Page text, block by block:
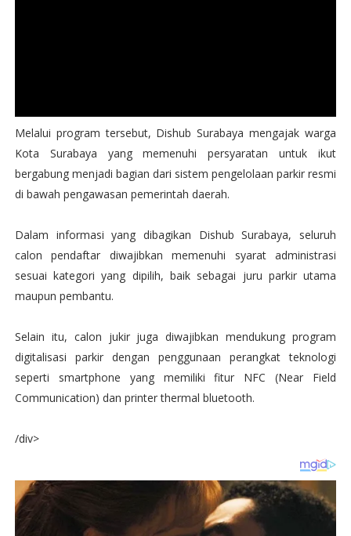
Melalui program tersebut, Dishub Surabaya mengajak warga
Kota Surabaya yang memenuhi persyaratan untuk ikut
bergabung menjadi bagian dari sistem pengelolaan parkir resmi
di bawah pengawasan pemerintah daerah.
Dalam informasi yang dibagikan Dishub Surabaya, seluruh
calon pendaftar diwajibkan memenuhi syarat administrasi
sesuai kategori yang dipilih, baik sebagai juru parkir utama
maupun pembantu.
Selain itu, calon jukir juga diwajibkan mendukung program
digitalisasi parkir dengan penggunaan perangkat teknologi
seperti smartphone yang memiliki fitur NFC (Near Field
Communication) dan printer thermal bluetooth.
/div>